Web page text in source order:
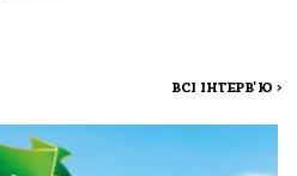
ВСІ ІНТЕРВ'Ю >